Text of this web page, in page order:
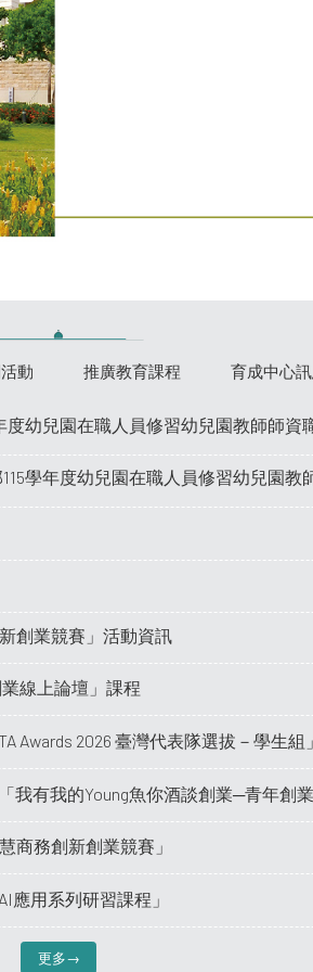
動 推廣教育課程 育成中心
度幼兒園在職人員修習幼兒園教師師
115學年度幼兒園在職人員修習幼兒園
創業競賽」活動資訊
線上論壇」課程
Awards 2026 臺灣代表隊選拔－學生組」
我有我的Young魚你酒談創業─青年創
商務創新創業競賽」
應用系列研習課程」
更多→